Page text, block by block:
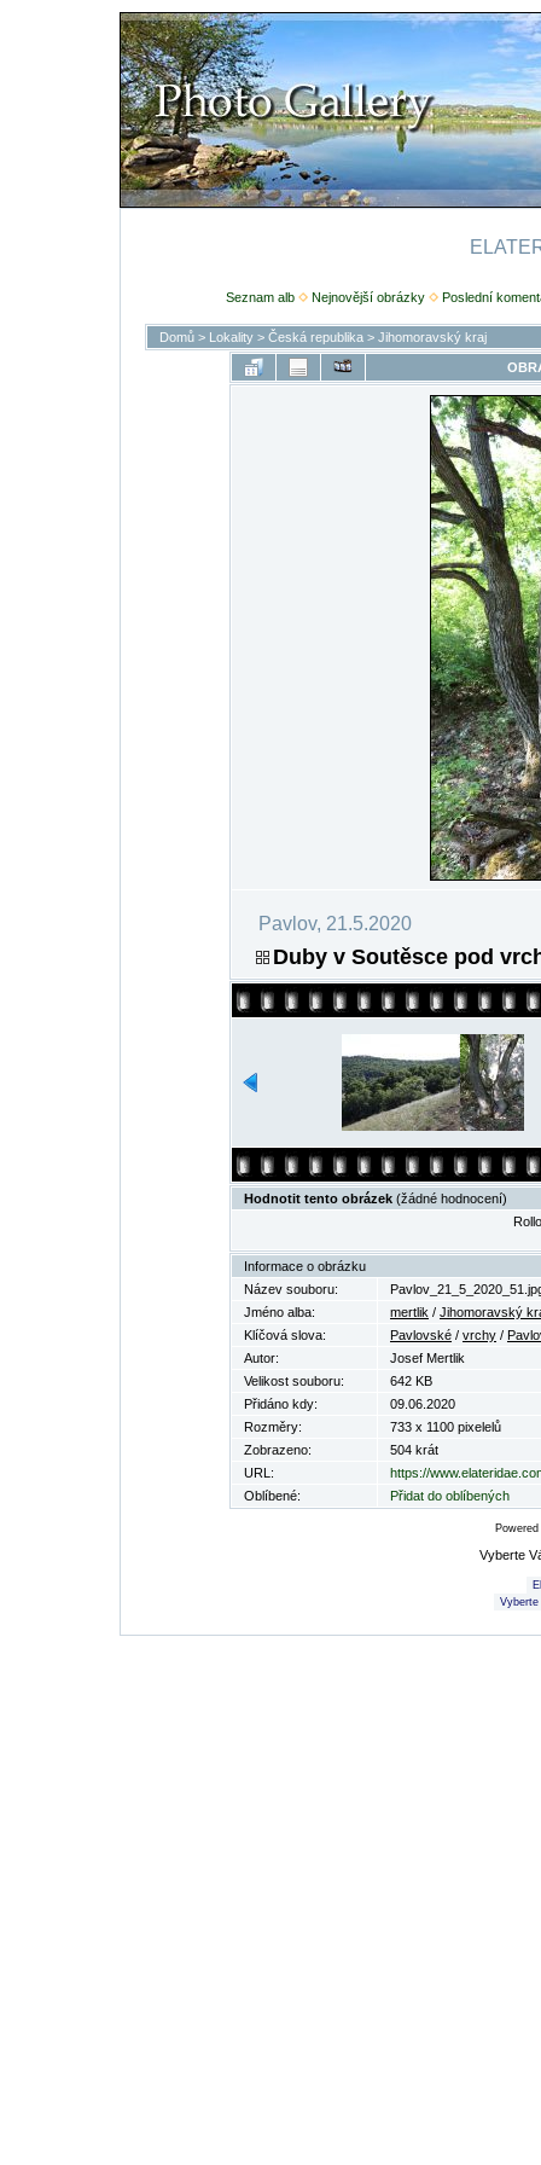
Seznam alb Nejnovější obrázky Poslední
Domů> Lokality> Česká republika> Jihomoravský kraj
Pavlov, 21.5.2020
Duby v Soutěsce pod
Hodnotit tento obrázek (žádné hodnocení)
Informace o obrázku
Název souboru:
Jméno alba:
mertlik / Jihomoravský
Klíčová slova:
Pavlovské / vrchy /
Autor:
Josef Mertlik
Velikost souboru:
642 KB
Přidáno kdy:
09.06.2020
Rozměry:
733 x 1100 pixelelů
Zobrazeno:
504 krát
URL:
https://
Oblíbené:
Přidat do oblíbených
Vyberte